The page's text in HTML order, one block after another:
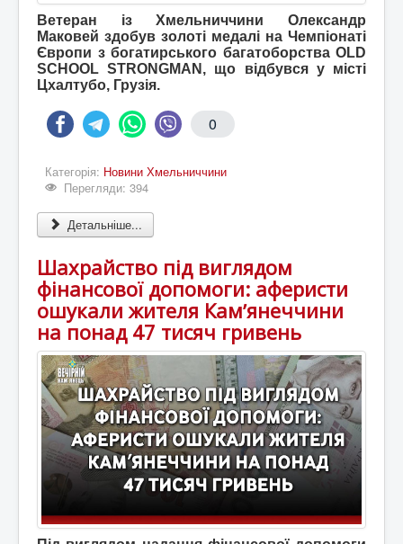
Ветеран із Хмельниччини Олександр
Маковей здобув золоті медалі на Чемпіонаті
Європи з богатирського багатоборства OLD
SCHOOL STRONGMAN, що відбувся у місті
Цхалтубо, Грузія.
0
Категорія: Новини Хмельниччини
Перегляди: 394
Детальніше...
Шахрайство під виглядом
фінансової допомоги: аферисти
ошукали жителя Камʼянеччини
на понад 47 тисяч гривень